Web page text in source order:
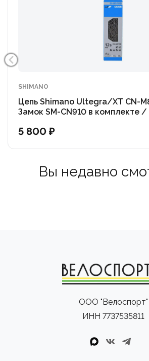
SHIMANO
Цепь Shimano Ultegra/XT CN-
Замок SM-CN910 в комплекте /
5 800 ₽
Вы недавно
ООО "Велоспорт"
ИНН 7737535811